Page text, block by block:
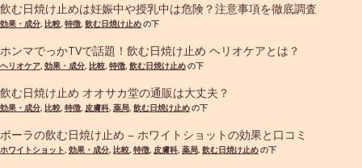
飲む日焼け止めは妊娠中や授乳中は危険？注意事項を徹底調査
効果・成分, 比較, 特徴, 飲む日焼け止めの下
ホンマでっかTVで話題！飲む日焼け止め ヘリオケアとは？
ヘリオケア, 効果・成分, 比較, 特徴, 飲む日焼け止めの下
飲む日焼け止め オオサカ堂の通販は大丈夫？
効果・成分, 比較, 特徴, 皮膚科, 薬局, 飲む日焼け止めの下
ポーラの飲む日焼け止め – ホワイトショットの効果と口コミ
ホワイトショット, 効果・成分, 比較, 特徴, 皮膚科, 薬局, 飲む日焼け止めの下